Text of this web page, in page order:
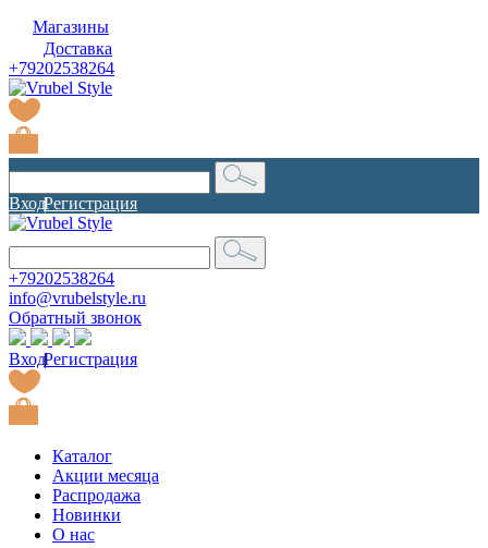
Магазины
Доставка
+79202538264
Вход|
Регистрация
+79202538264
info@vrubelstyle.ru
Обратный звонок
Вход|
Регистрация
Каталог
Акции месяца
Распродажа
Новинки
О нас